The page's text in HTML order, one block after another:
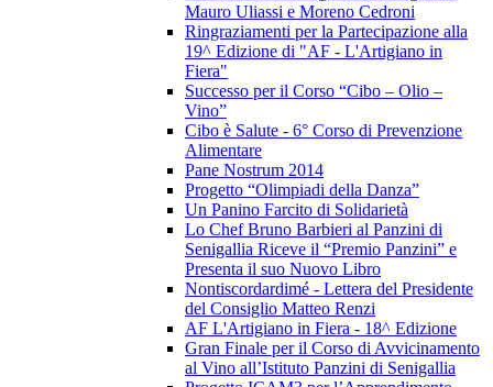
Mauro Uliassi e Moreno Cedroni
Ringraziamenti per la Partecipazione alla
19^ Edizione di "AF - L'Artigiano in
Fiera"
Successo per il Corso “Cibo – Olio –
Vino”
Cibo è Salute - 6° Corso di Prevenzione
Alimentare
Pane Nostrum 2014
Progetto “Olimpiadi della Danza”
Un Panino Farcito di Solidarietà
Lo Chef Bruno Barbieri al Panzini di
Senigallia Riceve il “Premio Panzini” e
Presenta il suo Nuovo Libro
Nontiscordardimé - Lettera del Presidente
del Consiglio Matteo Renzi
AF L'Artigiano in Fiera - 18^ Edizione
Gran Finale per il Corso di Avvicinamento
al Vino all’Istituto Panzini di Senigallia